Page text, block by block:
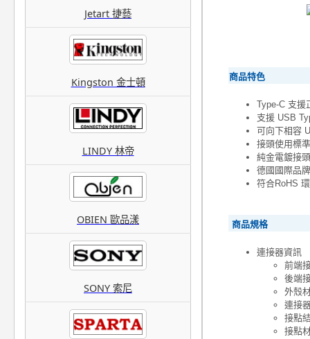
Jetart 捷藝
Kingston 金士頓
LINDY 林帝
OBIEN 歐品漾
SONY 索尼
商品特色
Type-C 支援
支援 USB
可向下相容
接頭使用標
純金電鍍接
德國國際品
符合RoHS
商品規格
連接器資訊
前端
後端
外殼
連接
接點
接點